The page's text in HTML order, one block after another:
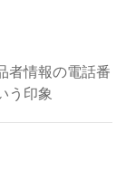
者情報の電話番
う印象